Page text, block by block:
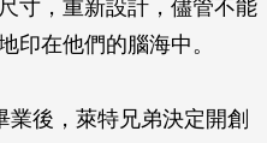
寸，重新設計，儘管不能
印在他們的腦海中。
後，萊特兄弟決定開創